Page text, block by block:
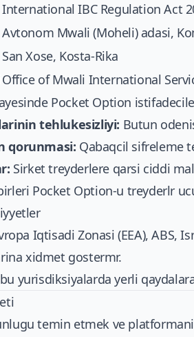
International IBC Regulation Act
Avtonom Mwali (Moheli) adasi,
San Xose, Kosta-Rika
Office of Mwali International
Pocket Option
tehlukesizliyi: Butun
qorunmasi: Qabaqcil sifreleme
Sirket treyderlere qarsi ciddi
Pocket Option-u treyderlr
Iqtisadi Zonasi (EEA), ABS,
xidmet gostermr.
yurisdiksiyalarda yerli
temin etmek ve